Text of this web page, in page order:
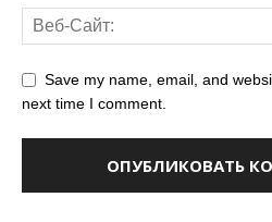
Save my name, email, and
next time I comment.